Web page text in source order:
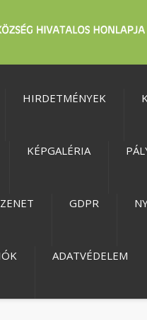
HIRDETMÉNYEK
KÉPGALÉRIA
GDPR
ADATVÉDELEM